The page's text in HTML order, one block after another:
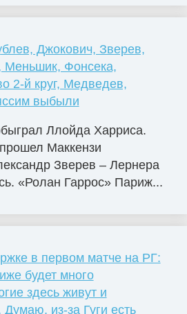
Джокович, Зверев,
Меньшик, Фонсека,
2-й круг, Медведев,
выбыли
Ллойда Харриса.
Маккензи
Зверев – Лернера
«Ролан Гаррос» Париж...
в первом матче на РГ:
будет много
здесь живут и
Думаю, из-за Гуги есть